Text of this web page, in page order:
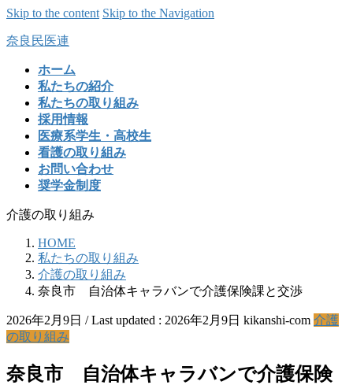
Skip to the content Skip to the Navigation
奈良民医連
ホーム
私たちの紹介
私たちの取り組み
採用情報
医療系学生・高校生
看護の取り組み
お問い合わせ
奨学金制度
介護の取り組み
HOME
私たちの取り組み
介護の取り組み
奈良市 自治体キャラバンで介護保険課と交渉
2026年2月9日 / Last updated : 2026年2月9日 kikanshi-com 介護
の取り組み
奈良市 自治体キャラバンで介護保険